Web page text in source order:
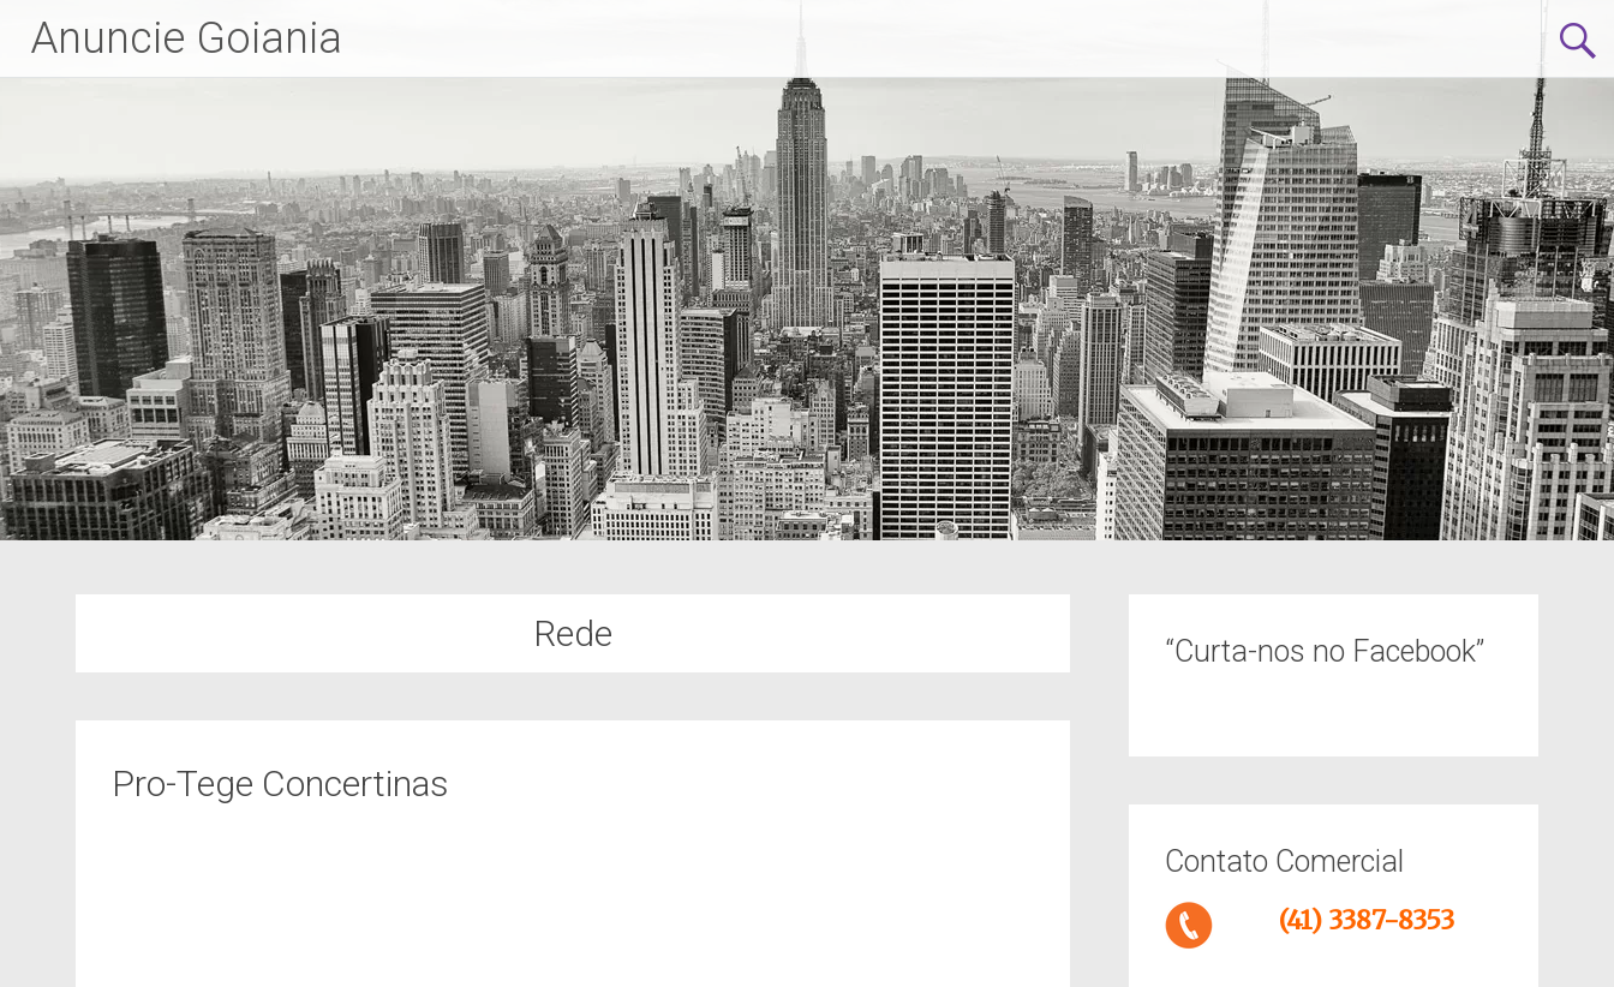
Anuncie Goiania
Rede
Pro-Tege Concertinas
“Curta-nos no Facebook”
Contato Comercial
(41) 3387-8353